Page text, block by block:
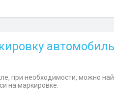
при необходимости, можно
на маркировке.